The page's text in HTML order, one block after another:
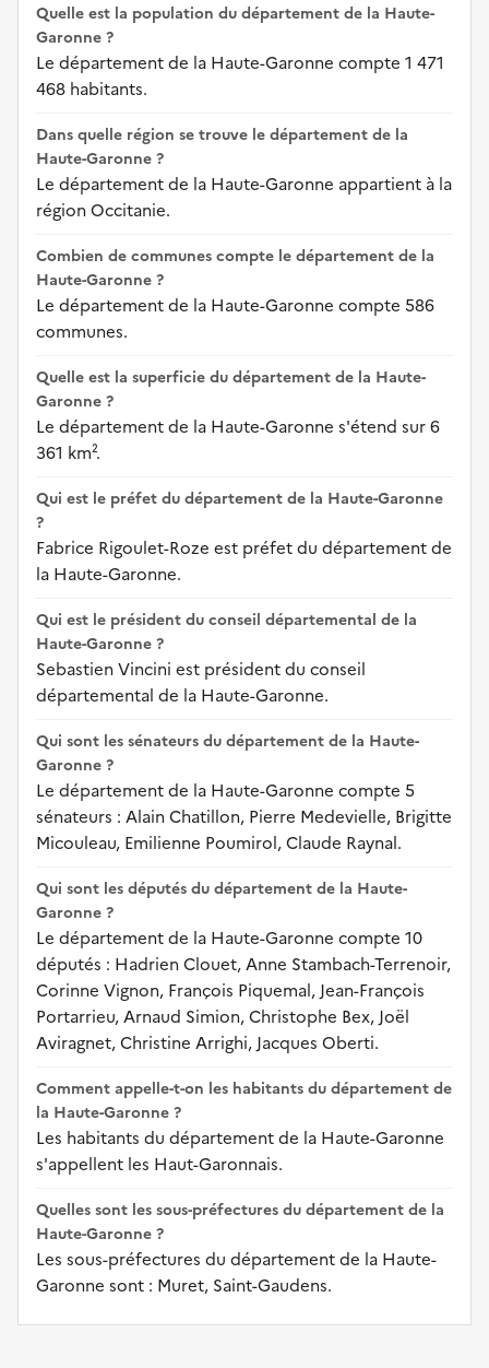
Quelle est la population du département de la Haute-
Garonne ?
Le département de la Haute-Garonne compte 1 471
468 habitants.
Dans quelle région se trouve le département de la
Haute-Garonne ?
Le département de la Haute-Garonne appartient à la
région Occitanie.
Combien de communes compte le département de la
Haute-Garonne ?
Le département de la Haute-Garonne compte 586
communes.
Quelle est la superficie du département de la Haute-
Garonne ?
Le département de la Haute-Garonne s'étend sur 6
361 km².
Qui est le préfet du département de la Haute-Garonne
?
Fabrice Rigoulet-Roze est préfet du département de
la Haute-Garonne.
Qui est le président du conseil départemental de la
Haute-Garonne ?
Sebastien Vincini est président du conseil
départemental de la Haute-Garonne.
Qui sont les sénateurs du département de la Haute-
Garonne ?
Le département de la Haute-Garonne compte 5
sénateurs : Alain Chatillon, Pierre Medevielle, Brigitte
Micouleau, Emilienne Poumirol, Claude Raynal.
Qui sont les députés du département de la Haute-
Garonne ?
Le département de la Haute-Garonne compte 10
députés : Hadrien Clouet, Anne Stambach-Terrenoir,
Corinne Vignon, François Piquemal, Jean-François
Portarrieu, Arnaud Simion, Christophe Bex, Joël
Aviragnet, Christine Arrighi, Jacques Oberti.
Comment appelle-t-on les habitants du département de
la Haute-Garonne ?
Les habitants du département de la Haute-Garonne
s'appellent les Haut-Garonnais.
Quelles sont les sous-préfectures du département de la
Haute-Garonne ?
Les sous-préfectures du département de la Haute-
Garonne sont : Muret, Saint-Gaudens.